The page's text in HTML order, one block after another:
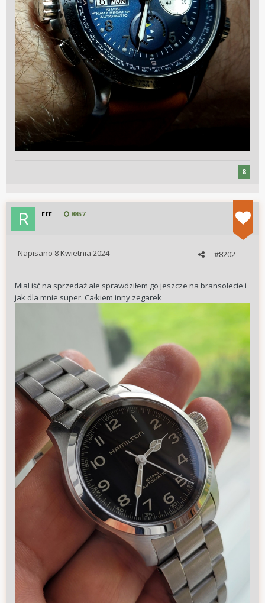
8
rrr 8857
#8202
Napisano 8 Kwietnia 2024
Mial iść na sprzedaż ale sprawdziłem go jeszcze na bransolecie i
jak dla mnie super. Całkiem inny zegarek